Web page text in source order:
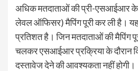
अधिक मतदाताओं की प्री-एसआईआर
लेवल ऑफिसर) मैपिंग पूरी कर ली है।
प्रतिशत है। जिन मतदाताओं की मैपिंग
चलकर एसआईआर प्रक्रिया के दौरान
दस्तावेज देने की आवश्यकता नहीं होगी।